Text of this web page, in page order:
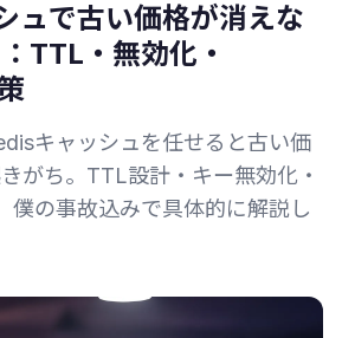
ュで古い価格が消えな
TTL・無効化・
キャッシュを任せると古い価
がち。TTL設計・キー無効化・
僕の事故込みで具体的に解説し